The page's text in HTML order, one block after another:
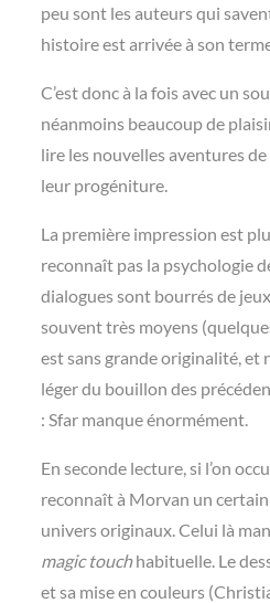
peu sont les auteurs qui
histoire est arrivée à son
C’est donc à la fois avec un
néanmoins beaucoup de
lire les nouvelles aventures
leur progéniture.
La première impression est
reconnaît pas la psychologie
dialogues sont bourrés de
souvent très moyens
est sans grande originalité, et
léger du bouillon des
: Sfar manque énormément.
En seconde lecture, si l’on
reconnaît à Morvan un
univers originaux. Celui là
magic touchhabituelle. Le
et sa mise en couleurs